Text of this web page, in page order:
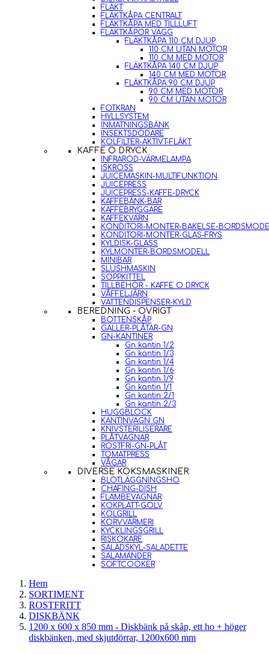
FLÄKT
FLÄKTKÅPA CENTRALT
FLÄKTKÅPA MED TILLLUFT
FLÄKTKÅPOR VÄGG
FLÄKTKÅPA 110 CM DJUP
110 CM UTAN MOTOR
110 CM MED MOTOR
FLÄKTKÅPA 140 CM DJUP
140 CM MED MOTOR
FLÄKTKÅPA 90 CM DJUP
90 CM MED MOTOR
90 CM UTAN MOTOR
FOTKRAN
HYLLSYSTEM
INMATNINGSBÄNK
INSEKTSDÖDARE
KOLFILTER-AKTIVT-FLÄKT
KAFFE O DRYCK
INFRARÖD-VÄRMELAMPA
ISKROSS
JUICEMASKIN-MULTIFUNKTION
JUICEPRESS
JUICEPRESS-KAFFE-DRYCK
KAFFEBÄNK-BAR
KAFFEBRYGGARE
KAFFEKVARN
KONDITORI-MONTER-BAKELSE-
KONDITORI-MONTER-GLAS-FRYS
KYLDISK-GLASS
KYLMONTER-BORDSMODELL
MINIBAR
SLUSHMASKIN
SOPPKITTEL
TILLBEHÖR - KAFFE O DRYCK
VÅFFELJÄRN
VATTENDISPENSER-KYLD
BEREDNING - ÖVRIGT
BOTTENSKÅP
GALLER-PLÅTAR-GN
GN-KANTINER
Gn kantin 1/2
Gn kantin 1/3
Gn kantin 1/4
Gn kantin 1/6
Gn kantin 1/9
Gn kantin 1/1
Gn kantin 2/1
Gn kantin 2/3
HUGGBLOCK
KANTINVAGN GN
KNIVSTERILISERARE
PLÅTVAGNAR
ROSTFRI-GN-PLÅT
TOMATPRESS
VÅGAR
DIVERSE KÖKSMASKINER
BLÖTLÄGGNINGSHO
CHAFING-DISH
FLAMBEVAGNAR
KOKPLATT-GOLV
KOLGRILL
KORVVÄRMERI
KYCKLINGSGRILL
RISKOKARE
SALADSKYL-SALADETTE
SALAMANDER
SOFTCOOKER
Hem
SORTIMENT
ROSTFRITT
DISKBÄNK
1200 x 600 x 850 mm - Diskbänk på skåp, ett ho + höger
diskbänken, med skjutdörrar, 1200x600 mm